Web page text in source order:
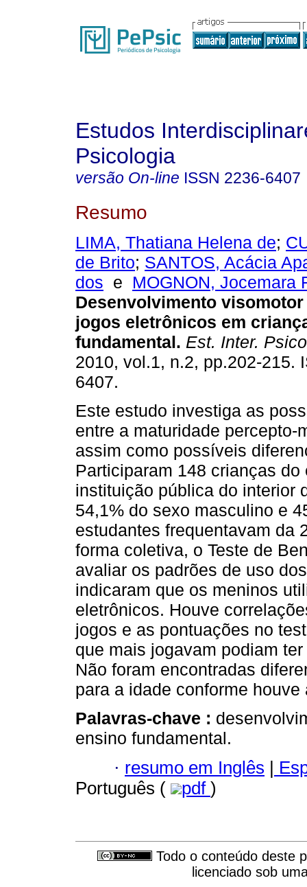
Estudos
Psicologia
versão On-line ISSN 2236-6407
Resumo
LIMA, Thatiana Helena de;
de Brito; SANTOS, Acácia
dos e MOGNON, Jocemara
Desenvolvimento visomotor
jogos eletrônicos em
fundamental. Est. Inter.
2010, vol.1, n.2, pp.202-215.
6407.
Este estudo investiga as
entre a maturidade
assim como possíveis
Participaram 148 crianças
instituição pública do interior
54,1% do sexo masculino e
estudantes frequentavam da
forma coletiva, o Teste de
avaliar os padrões de uso
indicaram que os meninos
eletrônicos. Houve
jogos e as pontuações no
que mais jogavam podiam
Não foram encontradas
para a idade conforme
Palavras-chave :
ensino fundamental.
· resumo em Inglês |
Português (
pdf )
Todo o conteúdo deste
licenciado sob